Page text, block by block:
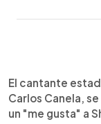
►
El cantante
Carlos Canela,
un "me gusta" a